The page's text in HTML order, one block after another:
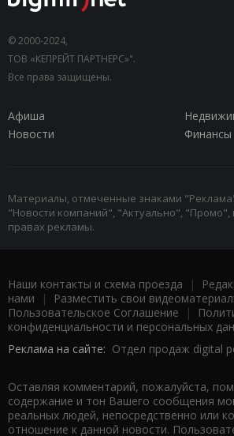
© 2000-2024,
ТОВ «КЕПРЕЙТ ПАРТНЕРС»".
Все права защищены.
Афиша
Новости
Финансы
Материалы, отмеченные знаками
"Новости компаний", "Актуально", "Промо",
правах рекламы.
Наши контакты и схема проезда |
нами | Разместить свои
Пользовательское Соглашение |
конфиденциальности и персональных
Реклама на сайте: Отдел продаж digital
Оставляя комментарий, пожалуйста,
содержание и тон Вашего сообщения
реальных людей, непосредственно или
отношение к данной новости.